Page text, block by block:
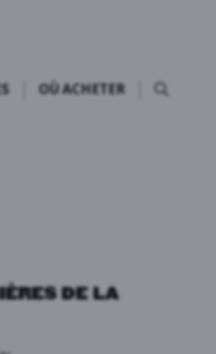
OÙ ACHETER
DE LA